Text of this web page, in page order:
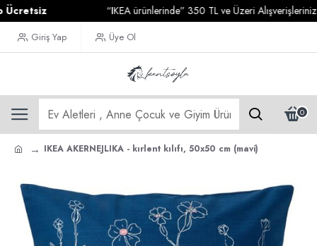
“IKEA ürünlerinde” 350 TL ve Üzeri Alışverişlerinizde
Giriş Yap Üye Ol
0
IKEA AKERNEJLIKA - kırlent kılıfı, 50x50 cm (mavi)